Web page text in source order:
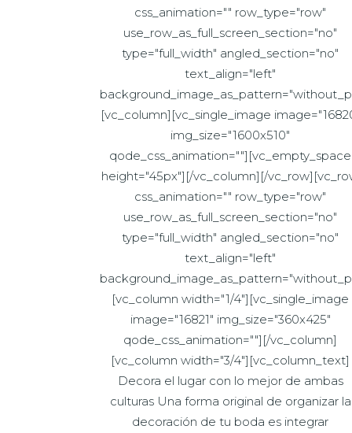
css_animation="" row_type="row"
use_row_as_full_screen_section="no"
type="full_width" angled_section="no"
text_align="left"
[vc_column][vc_single_image
img_size="1600x510"
qode_css_animation=""][vc_empty_space
height="45px"][/vc_column][/
css_animation="" row_type="row"
use_row_as_full_screen_section="no"
type="full_width" angled_section="no"
text_align="left"
[vc_column width="1/4"][vc_single_image
image="16821" img_size="360x425"
qode_css_animation=""][/vc_column]
[vc_column width="3/4"][vc_column_text]
Decora el lugar con lo mejor de ambas
culturas Una forma original de organizar la
decoración de tu boda es integrar